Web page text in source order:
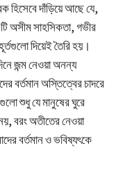
দাঁড়িয়ে আছে যে,
অসীম সাহসিকতা, গভীর
দিয়েই তৈরি হয়।
জন্ম নেওয়া অনন্য
বর্তমান অস্তিত্বের চাদরে
শুধু যে মানুষের ঘুরে
বরং অতীতের নেওয়া
বর্তমান ও ভবিষ্যৎকে